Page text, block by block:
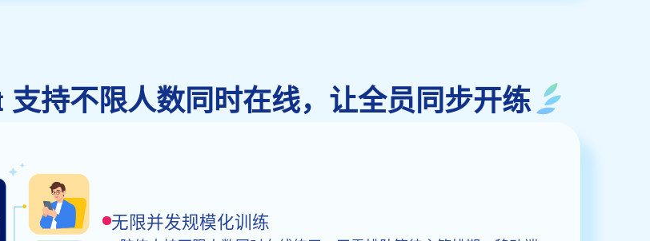
持不限人数同时在线，让全员同步开练
无限并发规模化训练